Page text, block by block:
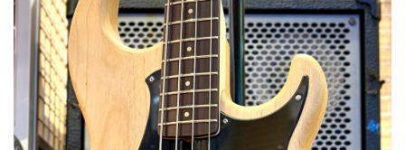
エレキギター アコギ/エレアコ
ベース ウクレレ